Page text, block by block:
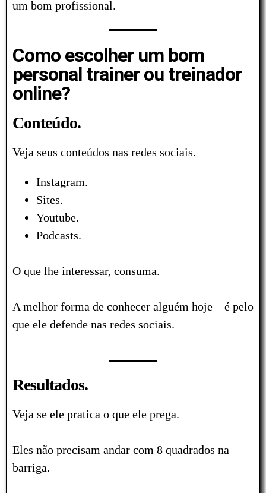
um bom profissional.
Como escolher um bom
personal trainer ou treinador
online?
Conteúdo.
Veja seus conteúdos nas redes sociais.
Instagram.
Sites.
Youtube.
Podcasts.
O que lhe interessar, consuma.
A melhor forma de conhecer alguém hoje – é pelo
que ele defende nas redes sociais.
Resultados.
Veja se ele pratica o que ele prega.
Eles não precisam andar com 8 quadrados na
barriga.